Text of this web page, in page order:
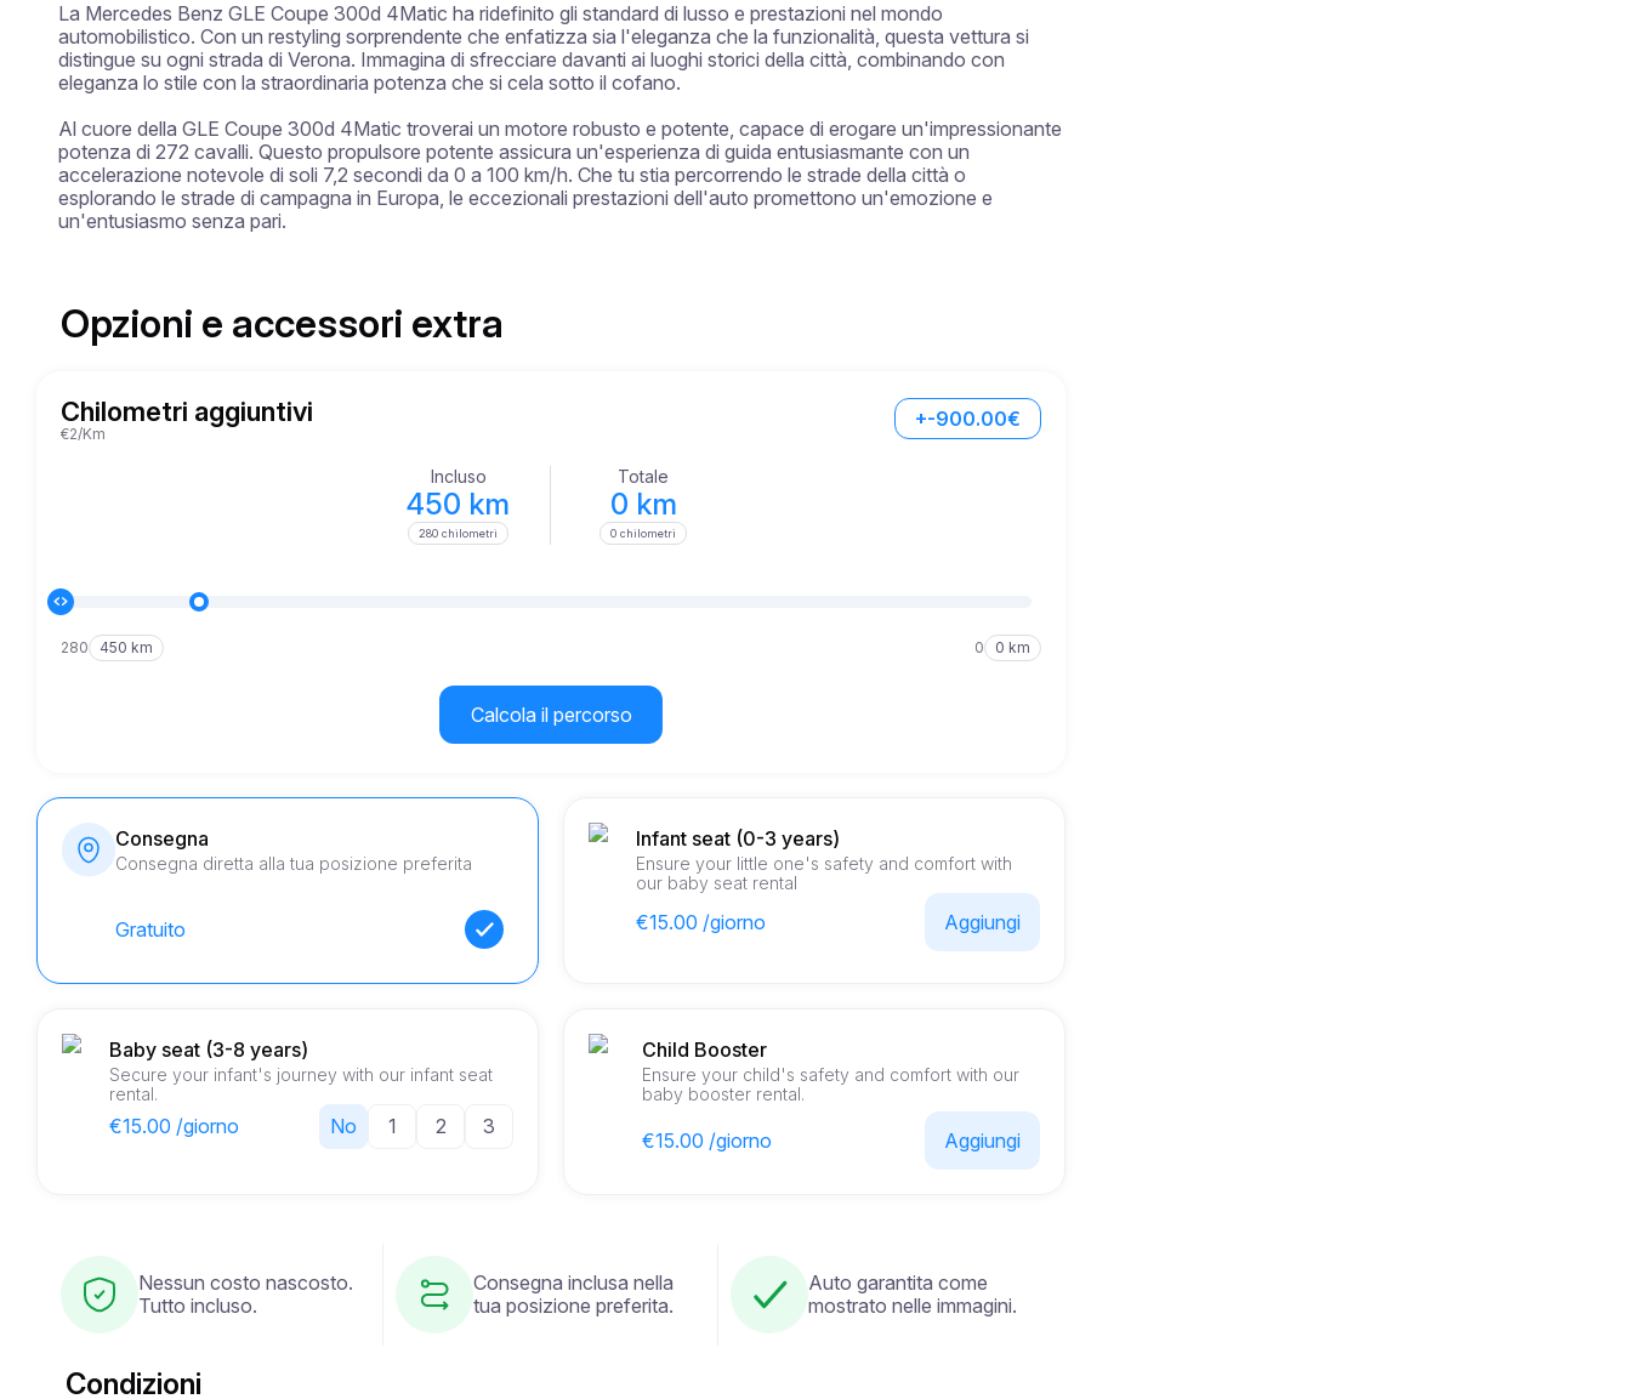
La Mercedes Benz GLE Coupe 300d 4Matic ha ridefinito gli standard di lusso e prestazioni nel mondo
automobilistico. Con un restyling sorprendente che enfatizza sia l'eleganza che la funzionalità, questa vettura si
distingue su ogni strada di Verona. Immagina di sfrecciare davanti ai luoghi storici della città, combinando con
eleganza lo stile con la straordinaria potenza che si cela sotto il cofano.
Al cuore della GLE Coupe 300d 4Matic troverai un motore robusto e potente, capace di erogare un'impressionante
potenza di 272 cavalli. Questo propulsore potente assicura un'esperienza di guida entusiasmante con un
accelerazione notevole di soli 7,2 secondi da 0 a 100 km/h. Che tu stia percorrendo le strade della città o
esplorando le strade di campagna in Europa, le eccezionali prestazioni dell'auto promettono un'emozione e
un'entusiasmo senza pari.
Opzioni e accessori extra
Chilometri aggiuntivi
€2/Km
+-900.00€
Incluso
450 km
280 chilometri
Totale
0 km
0 chilometri
280 450 km 0 0 km
Calcola il percorso
Consegna
Consegna diretta alla tua posizione preferita
Gratuito
Infant seat (0-3 years)
Ensure your little one's safety and comfort with
our baby seat rental
€15.00 /giorno Aggiungi
Baby seat (3-8 years)
Secure your infant's journey with our infant seat
rental.
€15.00 /giorno No 1 2 3
Child Booster
Ensure your child's safety and comfort with our
baby booster rental.
€15.00 /giorno Aggiungi
Nessun costo nascosto.
Tutto incluso.
Consegna inclusa nella
tua posizione preferita.
Auto garantita come
mostrato nelle immagini.
Condizioni